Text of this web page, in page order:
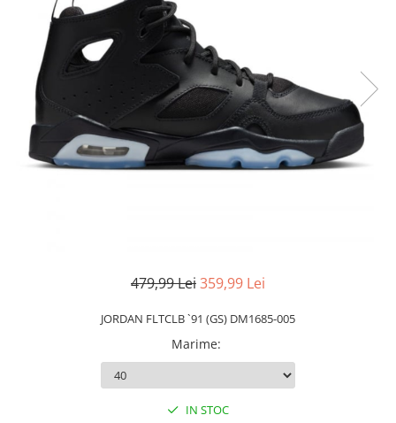
Slapi barbati
Mocasini
Pantofi sport femei
Slapi femei
Sandale & Slapi copii
479,99 Lei359,99 Lei
JORDAN FLTCLB `91 (GS) DM1685-005
Marime:
IN STOC